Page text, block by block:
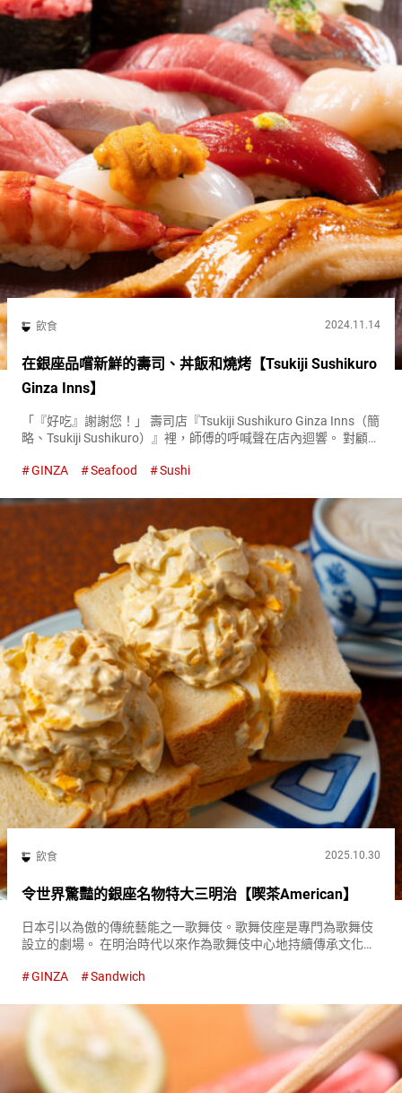
飲食 2024.11.14
在銀座品嚐新鮮的壽司、丼飯和燒烤【Tsukiji Sushikuro
Ginza Inns】
「『好吃』謝謝您！」 壽司店『Tsukiji Sushikuro Ginza Inns（簡
略、Tsukiji Sushikuro）』裡，師傅的呼喊聲在店內迴響。 對顧客
Joinus店...
GINZA Seafood Sushi
飲食 2025.10.30
令世界驚豔的銀座名物特大三明治【喫茶American】
日本引以為傲的傳統藝能之一歌舞伎。歌舞伎座是專門為歌舞伎
設立的劇場。 在明治時代以來作為歌舞伎中心地持續傳承文化的
茶American（Kissa American）』。 咖啡館與提供最...
GINZA Sandwich